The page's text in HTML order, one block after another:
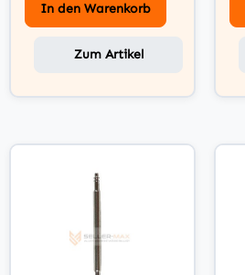
In den Warenkorb
Zum Artikel